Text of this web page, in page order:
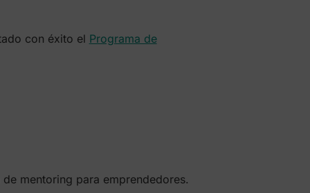
con éxito el Programa de
mentoring para emprendedores.